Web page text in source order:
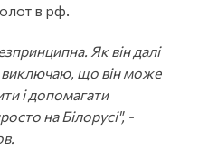
в рф.
Як він далі
виключаю, що він може
і допомагати
на Білорусі", -